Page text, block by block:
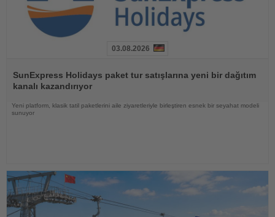
Oku
03.08.2026
SunExpress Holidays paket tur satışlarına yeni bir dağıtım
kanalı kazandırıyor
Yeni platform, klasik tatil paketlerini aile ziyaretleriyle birleştiren esnek bir seyahat modeli
sunuyor